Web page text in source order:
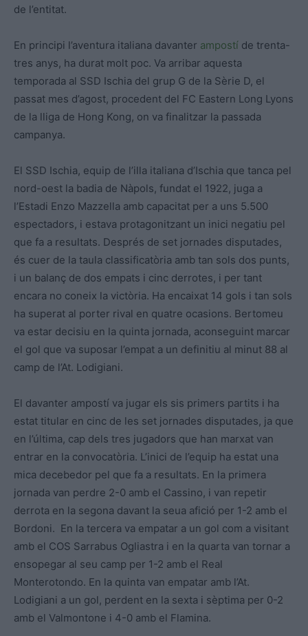
de l’entitat.
En principi l’aventura italiana davanter ampostí de trenta-
tres anys, ha durat molt poc. Va arribar aquesta
temporada al SSD Ischia del grup G de la Sèrie D, el
passat mes d’agost, procedent del FC Eastern Long Lyons
de la lliga de Hong Kong, on va finalitzar la passada
campanya.
El SSD Ischia, equip de l’illa italiana d’Ischia que tanca pel
nord-oest la badia de Nàpols, fundat el 1922, juga a
l’Estadi Enzo Mazzella amb capacitat per a uns 5.500
espectadors, i estava protagonitzant un inici negatiu pel
que fa a resultats. Després de set jornades disputades,
és cuer de la taula classificatòria amb tan sols dos punts,
i un balanç de dos empats i cinc derrotes, i per tant
encara no coneix la victòria. Ha encaixat 14 gols i tan sols
ha superat al porter rival en quatre ocasions. Bertomeu
va estar decisiu en la quinta jornada, aconseguint marcar
el gol que va suposar l’empat a un definitiu al minut 88 al
camp de l’At. Lodigiani.
El davanter ampostí va jugar els sis primers partits i ha
estat titular en cinc de les set jornades disputades, ja que
en l’última, cap dels tres jugadors que han marxat van
entrar en la convocatòria. L’inici de l’equip ha estat una
mica decebedor pel que fa a resultats. En la primera
jornada van perdre 2-0 amb el Cassino, i van repetir
derrota en la segona davant la seua afició per 1-2 amb el
Bordoni. En la tercera va empatar a un gol com a visitant
amb el COS Sarrabus Ogliastra i en la quarta van tornar a
ensopegar al seu camp per 1-2 amb el Real
Monterotondo. En la quinta van empatar amb l’At.
Lodigiani a un gol, perdent en la sexta i sèptima per 0-2
amb el Valmontone i 4-0 amb el Flamina.